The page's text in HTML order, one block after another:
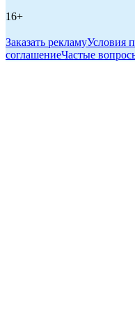
16+
Заказать рекламуУсловия
соглашениеЧастые